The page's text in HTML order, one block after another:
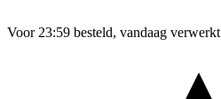
Voor 23:59 besteld, vandaag verwerkt